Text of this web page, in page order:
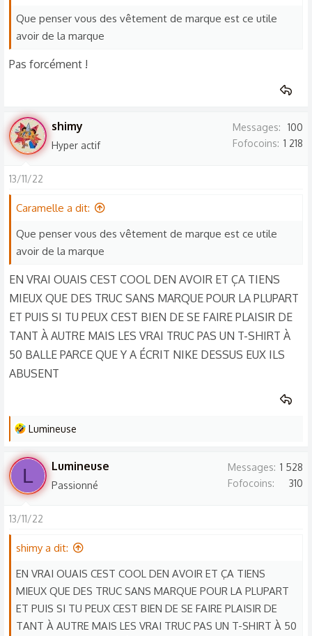
o
n
:
Que penser vous des vêtement de marque est ce utile
avoir de la marque
Pas forcément !
shimy
Hyper actif
Messages
100
Fofocoins 1 218
13/11/22
Caramelle a dit:
Que penser vous des vêtement de marque est ce utile
avoir de la marque
EN VRAI OUAIS CEST COOL DEN AVOIR ET ÇA TIENS
MIEUX QUE DES TRUC SANS MARQUE POUR LA PLUPART
ET PUIS SI TU PEUX CEST BIEN DE SE FAIRE PLAISIR DE
TANT À AUTRE MAIS LES VRAI TRUC PAS UN T-SHIRT À
50 BALLE PARCE QUE Y A ÉCRIT NIKE DESSUS EUX ILS
ABUSENT
L
s
é
c
o
n
s
Lumineuse
L Lumineuse
Passionné
Messages 1 528
Fofocoins
310
13/11/22
shimy a dit:
EN VRAI OUAIS CEST COOL DEN AVOIR ET ÇA TIENS
MIEUX QUE DES TRUC SANS MARQUE POUR LA PLUPART
ET PUIS SI TU PEUX CEST BIEN DE SE FAIRE PLAISIR DE
TANT À AUTRE MAIS LES VRAI TRUC PAS UN T-SHIRT À 50